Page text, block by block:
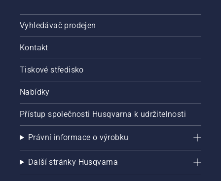
Vyhledávač prodejen
Kontakt
Tiskové středisko
Nabídky
Přístup společnosti Husqvarna k udržitelnosti
Právní informace o výrobku
Další stránky Husqvarna